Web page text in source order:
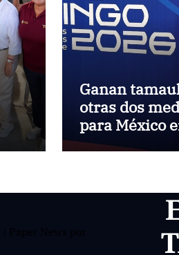
Ganan
otras dos
para México
Juegos